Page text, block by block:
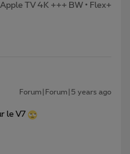
TV 4K +++ BW • Flex+
Forum|Forum|5 years ago
le V7